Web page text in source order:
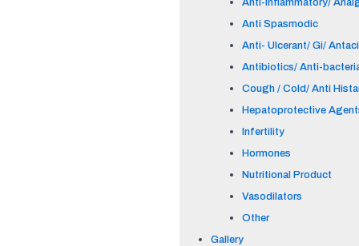
Anti Spasmodic
Anti- Ulcerant/ Gi/
Antibiotics/ Anti-
Cough / Cold/ Anti
Hepatoprotective
Infertility
Hormones
Nutritional Product
Vasodilators
Other
Gallery